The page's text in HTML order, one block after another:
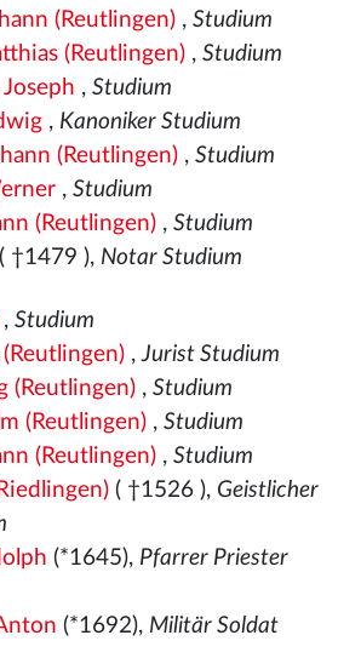
(Reutlingen), Studium
(Reutlingen), Studium
, Studium
, Kanoniker Studium
(Reutlingen), Studium
, Studium
(Reutlingen), Studium
( †1479 ), Notar Studium
, Studium
,Jurist Studium
(Reutlingen), Studium
(Reutlingen), Studium
(Reutlingen), Studium
( †1526 ), Geistlicher
(*1645), Pfarrer Priester
(*1692), Militär Soldat